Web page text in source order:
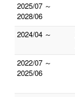
2025/07 ～
2028/06
2024/04 ～
2022/07 ～
2025/06